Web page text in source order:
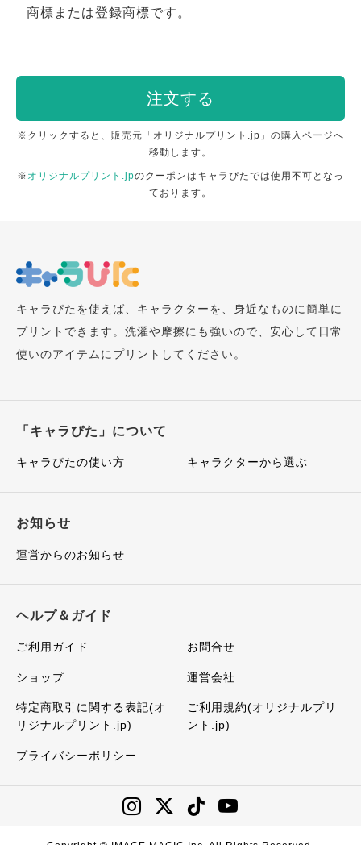
商標または登録商標です。
注文する
※クリックすると、販売元「オリジナルプリント.jp」の購入ページへ
移動します。
※ オリジナルプリント.jpのクーポンはキャラぴたでは使用不可となっ
ております。
キャラぴたを使えば、キャラクターを、身近なものに簡単に
プリントできます。洗濯や摩擦にも強いので、安心して日常
使いのアイテムにプリントしてください。
「キャラぴた」について
キャラぴたの使い方 キャラクターから選ぶ
お知らせ
運営からのお知らせ
ヘルプ＆ガイド
ご利用ガイド お問合せ
ショップ 運営会社
特定商取引に関する表記(オ
リジナルプリント.jp)
ご利用規約(オリジナルプリ
ント.jp)
プライバシーポリシー